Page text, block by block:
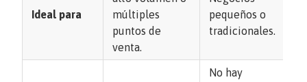
Ideal para
múltiples
puntos de
venta.
pequeños o
tradicionales.
No hay